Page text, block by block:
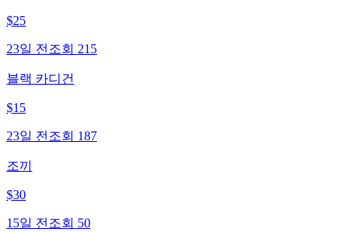
$25
23일 전 조회 215
블랙 카디건
$15
23일 전 조회 187
조끼
$30
15일 전 조회 50